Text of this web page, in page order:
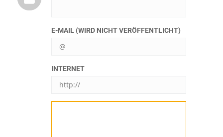
E-MAIL (WIRD NICHT VERÖFFENTLICHT)
INTERNET